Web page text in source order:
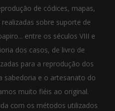
de códices, mapas,
sobre suporte de
entre os séculos VIII e
dos casos, de livro de
para a reprodução dos
sabedoria e o artesanato do
muito fiéis ao original.
com os métodos utilizados